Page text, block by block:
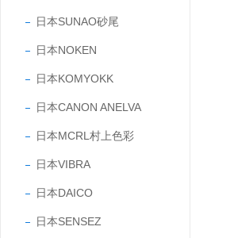
日本SUNAO砂尾
日本NOKEN
日本KOMYOKK
日本CANON ANELVA
日本MCRL村上色彩
日本VIBRA
日本DAICO
日本SENSEZ